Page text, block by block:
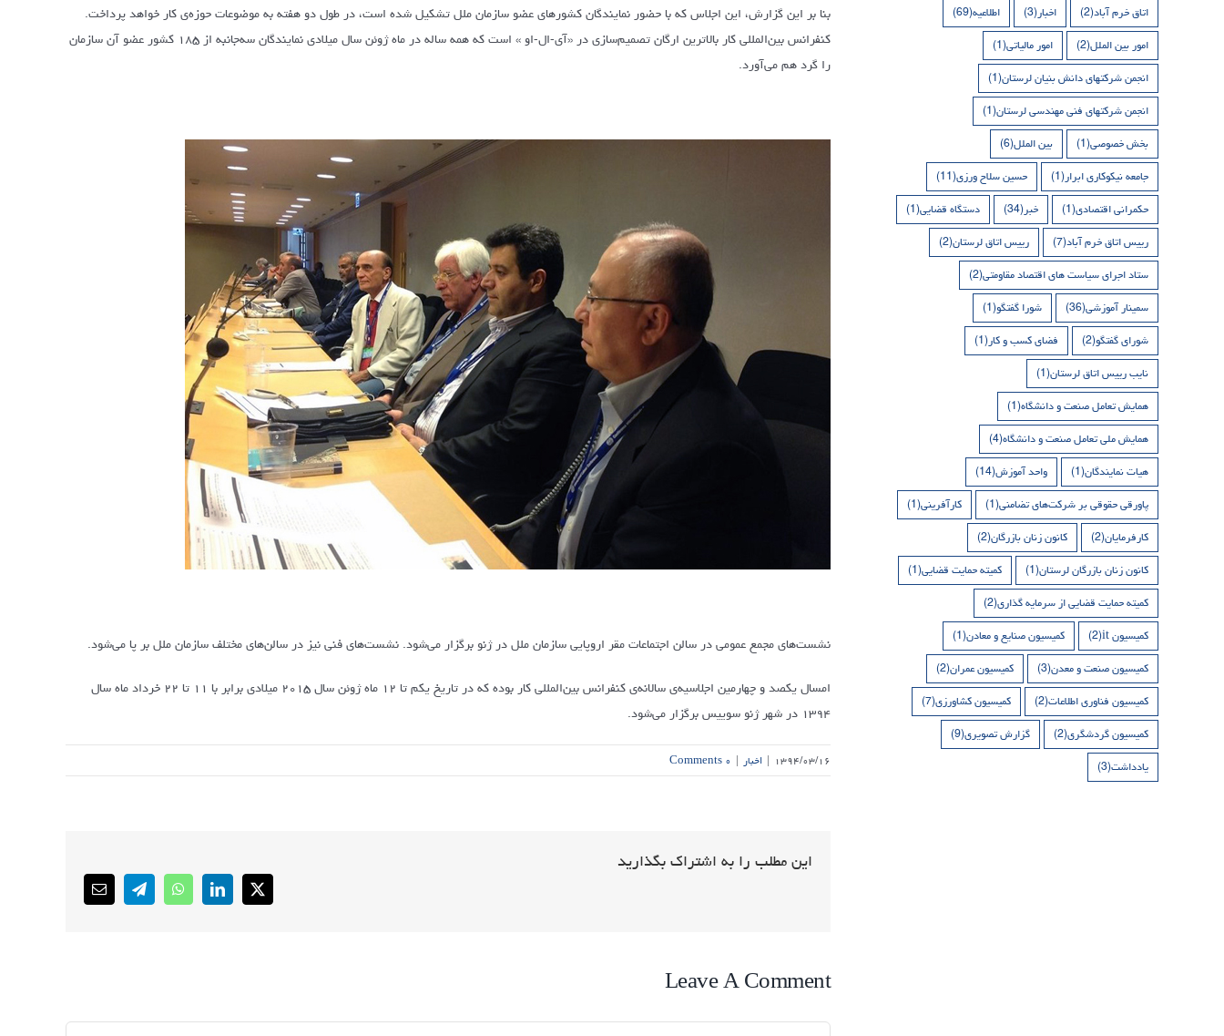
بنا بر این گزارش، این اجلاس که با حضور نمایندگان کشورهای عضو سازمان ملل تشکیل شده است، در طول دو هفته به موضوعات حوزه‌ی کار خواهد پرداخت.
کنفرانس بین‌المللی کار بالاترین ارگان تصمیم‌سازی در «آی-ال-او » است که همه ساله در ماه ژوئن سال میلادی نمایندگان سه‌جانبه از ۱۸۵ کشور عضو آن سازمان
را گرد هم می‌آورد.
نشست‌های مجمع عمومی در سالن اجتماعات مقر اروپایی سازمان ملل در ژنو برگزار می‌شود. نشست‌های فنی نیز در سالن‌های مختلف سازمان ملل بر پا می‌شود.
امسال یکصد و چهارمین اجلاسیه‌ی سالانه‌ی کنفرانس بین‌المللی کار بوده که در تاریخ یکم تا ۱۲ ماه ژوئن سال ۲۰۱۵ میلادی برابر با ۱۱ تا ۲۲ خرداد ماه سال
۱۳۹۴ در شهر ژنو سوییس برگزار می‌شود.
۱۳۹۴/۰۳/۱۶ | اخبار | ۰ Comments
این مطلب را به اشتراک بگذارید
X
LinkedIn
WhatsApp
Telegram
Email
Leave A Comment
اتاق خرم آباد(2) اخبار(3) اطلاعیه(69)
امور بین الملل(2) امور مالیاتی(1)
انجمن شرکتهای دانش بنیان لرستان(1)
انجمن شرکتهای فنی مهندسی لرستان(1)
بخش خصوصی(1) بین الملل(6)
جامعه نیکوکاری ابرار(1) حسین سلاح ورزی(11)
حکمرانی اقتصادی(1) خبر(34) دستگاه قضایی(1)
رییس اتاق خرم آباد(7) رییس اتاق لرستان(2)
ستاد اجرای سیاست های اقتصاد مقاومتی(2)
سمینار آموزشی(36) شورا گفتگو(1)
شورای گفتگو(2) فضای کسب و کار(1)
نایب رییس اتاق لرستان(1)
همایش تعامل صنعت و دانشگاه(1)
همایش ملی تعامل صنعت و دانشگاه(4)
هیات نمایندگان(1) واحد آموزش(14)
پاورقی حقوقی بر شرکت‌های تضامنی(1) کارآفرینی(1)
کارفرمایان(2) کانون زنان بازرگان(2)
کانون زنان بازرگان لرستان(1) کمیته حمایت قضایی(1)
کمیته حمایت قضایی از سرمایه گذاری(2)
کمیسیون it (2) کمیسیون صنایع و معادن(1)
کمیسیون صنعت و معدن(3) کمیسیون عمران(2)
کمیسیون فناوری اطلاعات(2) کمیسیون کشاورزی(7)
کمیسیون گردشگری(2) گزارش تصویری(9)
یادداشت(3)